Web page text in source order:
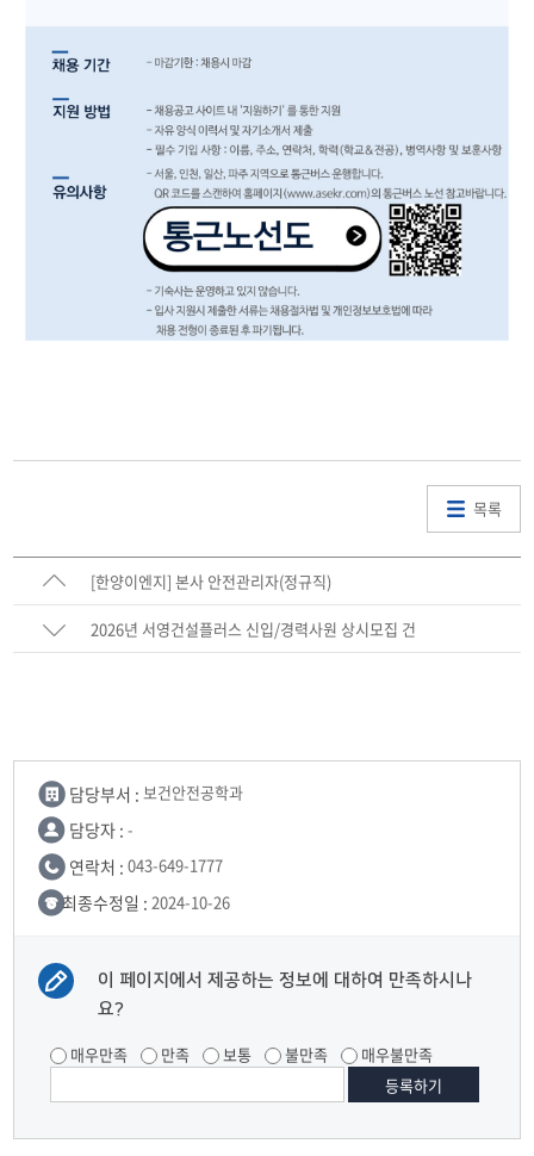
목록
[한양이엔지] 본사 안전관리자(정규직)
2026년 서영건설플러스 신입/경력사원 상시모집 건
담당부서 : 보건안전공학과
담당자 : -
연락처 : 043-649-1777
최종수정일 : 2024-10-26
이 페이지에서 제공하는 정보에 대하여 만족하시나
요?
매우만족 만족 보통 불만족 매우불만족